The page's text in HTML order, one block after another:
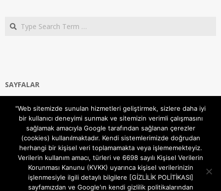
Search
SAYFALAR
Gizlilik ve Çerezler (Cookies) Politikası
Hakkımızda
İletişim Kanalları
MODEM KURULUM
TEKNİK DESTEK
TELEVİZYON SİSTEMLERİ
"Web sitemizde sunulan hizmetleri geliştirmek, sizlere daha iyi
bir kullanıcı deneyimi sunmak ve sitemizin verimli çalışmasını
sağlamak amacıyla Google tarafından sağlanan çerezler
(cookies) kullanılmaktadır. Kendi sistemlerimizde doğrudan
herhangi bir kişisel veri toplamamakta veya işlememekteyiz.
Verilerin kullanım amacı, türleri ve 6698 sayılı Kişisel Verilerin
Korunması Kanunu (KVKK) uyarınca kişisel verilerinizin
işlenmesiyle ilgili detaylı bilgilere [GİZLİLİK POLİTİKASI]
sayfamızdan ve Google'ın kendi gizlilik politikalarından